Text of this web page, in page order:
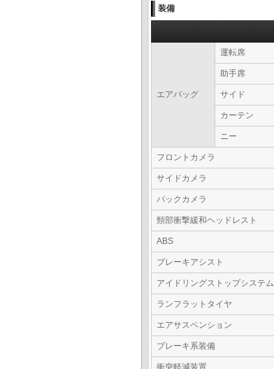
装備
エアバッグ
運転席
助手席
サイド
カーテン
ニー
フロントカメラ
サイドカメラ
バックカメラ
頸部衝撃緩和ヘッドレスト
ABS
ブレーキアシスト
アイドリングストップシステム
ランフラットタイヤ
エアサスペンション
ブレーキ系装備
衝突軽減装置